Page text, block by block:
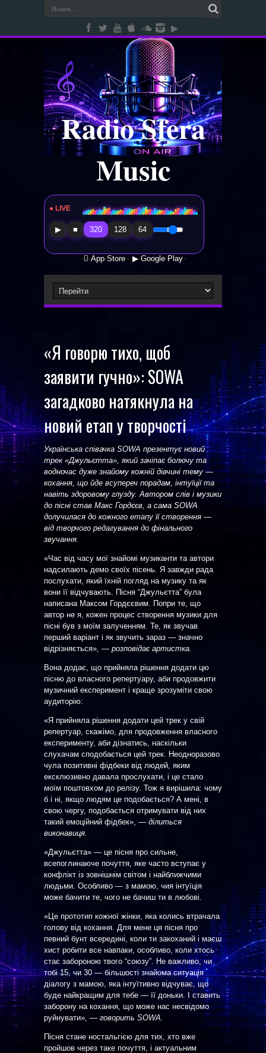
Radio Sfera
Music
● LIVE Radio Sfera Music
▶ ■ 320 128 64
 App Store ▶ Google Play
«Я говорю тихо, щоб
заявити гучно»: SOWA
загадково натякнула на
новий етап у творчості
Українська співачка SOWA презентує новий
трек «Джульєтта», який зачіпає болючу та
водночас дуже знайому кожній дівчині тему —
кохання, що йде всупереч порадам, інтуїції та
навіть здоровому глузду. Автором слів і музики
до пісні став Макс Гордєєв, а сама SOWA
долучилася до кожного етапу її створення —
від творчого редагування до фінального
звучання.
«Час від часу мої знайомі музиканти та автори
надсилають демо своїх пісень. Я завжди рада
послухати, який їхній погляд на музику та як
вони її відчувають. Пісня “Джульєтта” була
написана Максом Гордєєвим. Попри те, що
автор не я, кожен процес створення музики для
пісні був з моїм залученням. Те, як звучав
перший варіант і як звучить зараз — значно
відрізняється», — розповідає артистка.
Вона додає, що прийняла рішення додати цю
пісню до власного репертуару, аби продовжити
музичний експеримент і краще зрозуміти свою
аудиторію:
«Я прийняла рішення додати цей трек у свій
репертуар, скажімо, для продовження власного
експерименту, аби дізнатись, наскільки
слухачам сподобається цей трек. Неодноразово
чула позитивні фідбеки від людей, яким
ексклюзивно давала прослухати, і це стало
моїм поштовхом до релізу. Тож я вирішила: чому
б і ні, якщо людям це подобається? А мені, в
свою чергу, подобається отримувати від них
такий емоційний фідбек», — ділиться
виконавиця.
«Джульєтта» — це пісня про сильне,
всепоглинаюче почуття, яке часто вступає у
конфлікт із зовнішнім світом і найближчими
людьми. Особливо — з мамою, чия інтуїція
може бачити те, чого не бачиш ти в любові.
«Це прототип кожної жінки, яка колись втрачала
голову від кохання. Для мене ця пісня про
певний бунт всередині, коли ти закоханий і маєш
хист робити все навпаки, особливо, коли хтось
стає забороною твого “союзу”. Не важливо, чи
тобі 15, чи 30 — більшості знайома ситуація
діалогу з мамою, яка інтуїтивно відчуває, що
буде найкращим для тебе — її доньки. І ставить
заборону на кохання, що може нас несвідомо
руйнувати», — говорить SOWA.
Пісня стане ностальгією для тих, хто вже
пройшов через таке почуття, і актуальним